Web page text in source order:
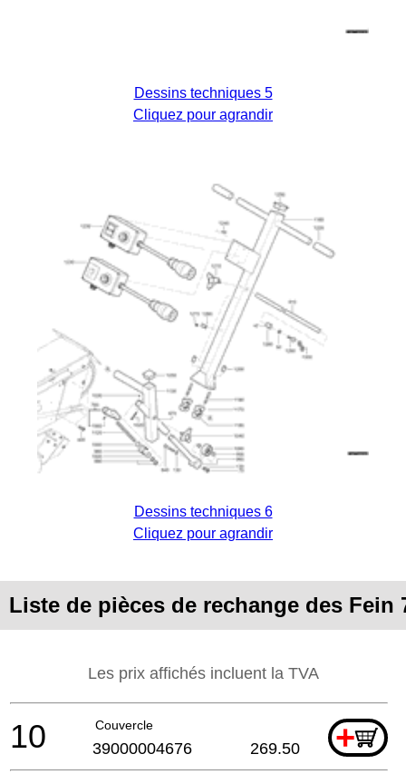
Dessins techniques 5
Cliquez pour agrandir
Dessins techniques 6
Cliquez pour agrandir
Liste de pièces de rechange des Fein
Les prix affichés incluent la TVA
Couvercle +
10 39000004676 269.50